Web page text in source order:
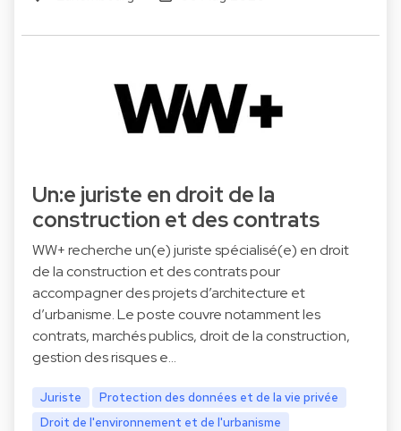
Un:e juriste en droit de la
construction et des contrats
WW+ recherche un(e) juriste spécialisé(e) en droit
de la construction et des contrats pour
accompagner des projets d’architecture et
d’urbanisme. Le poste couvre notamment les
contrats, marchés publics, droit de la construction,
gestion des risques e…
Juriste
Protection des données et de la vie privée
Droit de l'environnement et de l'urbanisme